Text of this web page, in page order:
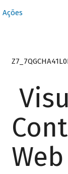
Ações
Web